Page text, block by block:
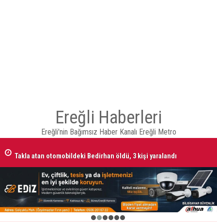
Ereğli Haberleri
Ereğli'nin Bağımsız Haber Kanalı Ereğli Metro
Takla atan otomobildeki Bedirhan öldü, 3 kişi yaralandı
2 3 4 5 6